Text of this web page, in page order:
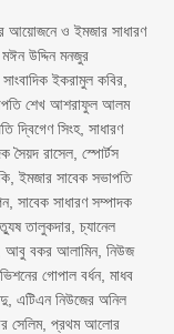
আয়োজনে ও ইমজার সাধারণ
উদ্দিন মনজুর
ইকরামুল কবির,
শেখ আশরাফুল আলম
দ্বিগেণ সিংহ, সাধারণ
সৈয়দ রাসেল, স্পোর্টস
ইমজার সাবেক সভাপতি
সাবেক সাধারণ সম্পাদক
তালুকদার, চ্যানেল
আবু বকর আলামিন, নিউজ
গোপাল বর্ধন, মাধব
এটিএন নিউজের অনিল
সেলিম, প্রথম আলোর